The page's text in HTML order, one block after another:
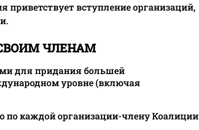
приветствует вступление организаций,
ЧЛЕНАМ
для придания большей
уровне (включая
по каждой организации-члену Коалиции